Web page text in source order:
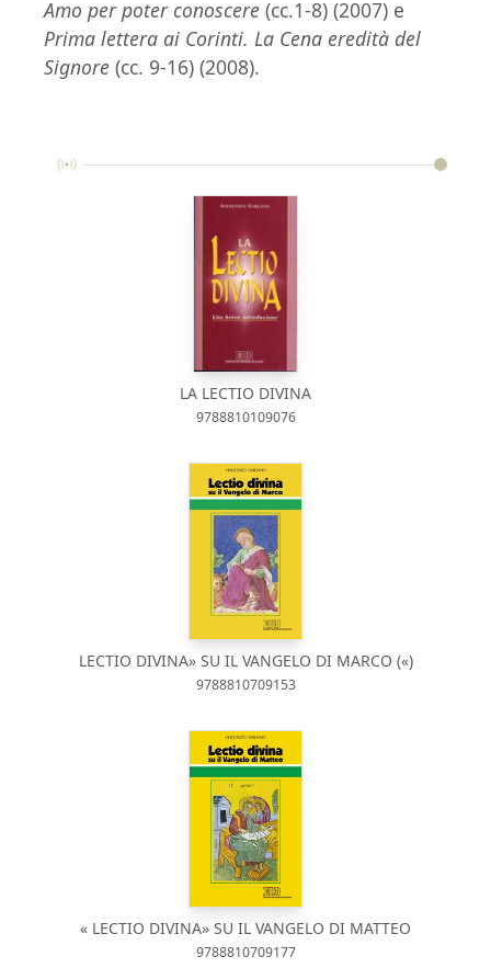
Amo per poter conoscere (cc.1-8) (2007) e
Prima lettera ai Corinti. La Cena eredità del
Signore (cc. 9-16) (2008).
LA LECTIO DIVINA
9788810109076
LECTIO DIVINA» SU IL VANGELO DI MARCO («)
9788810709153
« LECTIO DIVINA» SU IL VANGELO DI MATTEO
9788810709177